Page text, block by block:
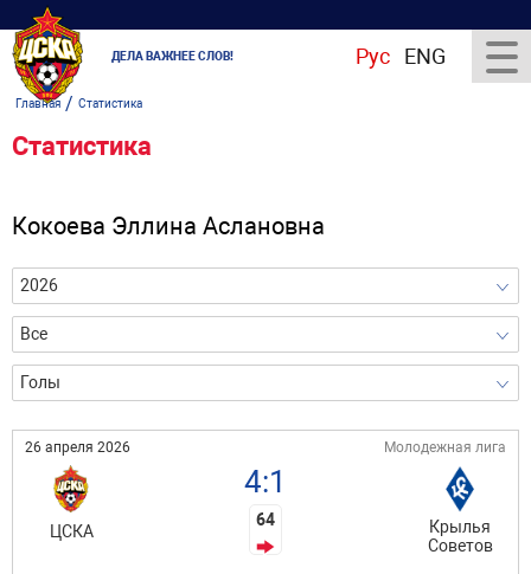
ДЕЛА ВАЖНЕЕ СЛОВ! Рус ENG
Главная/ Статистика
Статистика
Кокоева Эллина Аслановна
2026
Все
Голы
26 апреля 2026 Молодежная лига
ЦСКА
4:1
64
Крылья
Советов